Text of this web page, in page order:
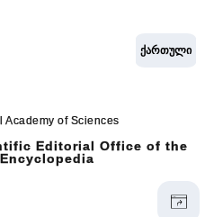
Academy of Sciences
Editorial Office of the
ქართული